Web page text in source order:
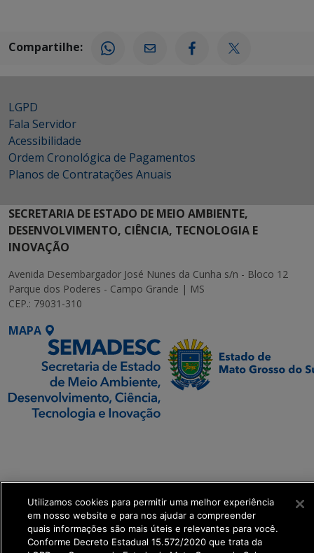
Compartilhe:
LGPD
Fala Servidor
Acessibilidade
Ordem Cronológica de Pagamentos
Planos de Contratações Anuais
SECRETARIA DE ESTADO DE MEIO AMBIENTE,
DESENVOLVIMENTO, CIÊNCIA, TECNOLOGIA E
INOVAÇÃO
Avenida Desembargador José Nunes da Cunha s/n - Bloco 12
Parque dos Poderes - Campo Grande | MS
CEP.: 79031-310
MAPA
get_footer();
Utilizamos cookies para permitir uma melhor experiência
em nosso website e para nos ajudar a compreender
quais informações são mais úteis e relevantes para você.
Conforme Decreto Estadual 15.572/2020 que trata da